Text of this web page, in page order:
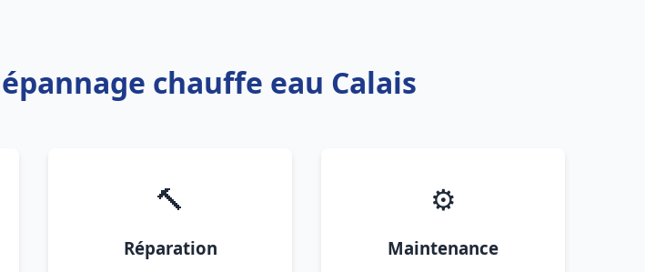
chauffe eau Calais
🔨
Réparation
⚙️
Maintenance